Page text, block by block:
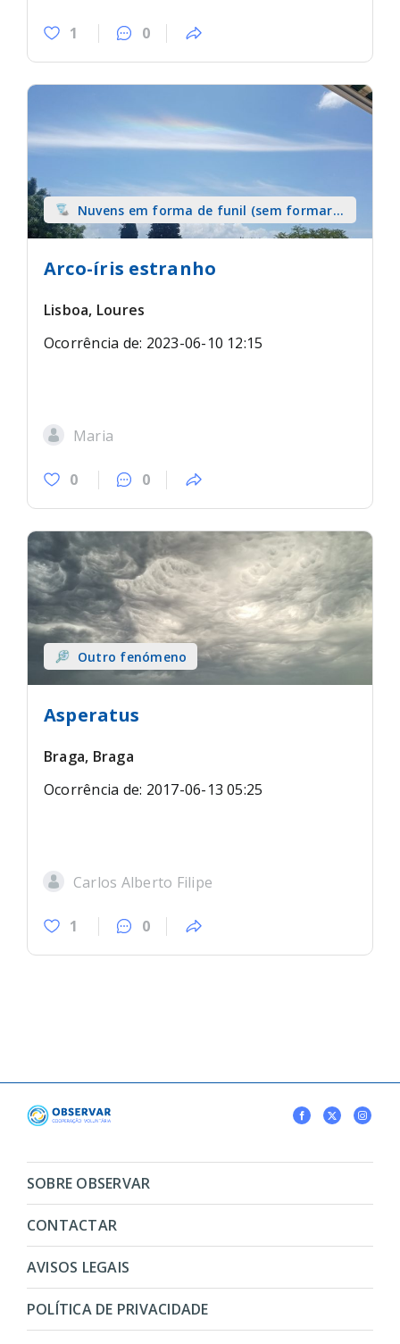
1 0
Nuvens em forma de funil (sem formar
tromba) sobre terra
Arco-íris estranho
Lisboa, Loures
Ocorrência de: 2023-06-10 12:15
Maria
0 0
Outro fenómeno
Asperatus
Braga, Braga
Ocorrência de: 2017-06-13 05:25
Carlos Alberto Filipe
1 0
SOBRE OBSERVAR
CONTACTAR
AVISOS LEGAIS
POLÍTICA DE PRIVACIDADE